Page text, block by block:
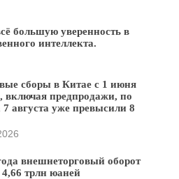
большую уверенность в
интеллекта.
сборы в Китае с 1 июня
включая предпродажи, по
августа уже превысили 8
внешнеторговый оборот
трлн юаней